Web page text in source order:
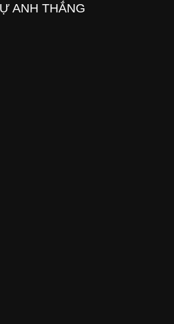
ANH THẮNG